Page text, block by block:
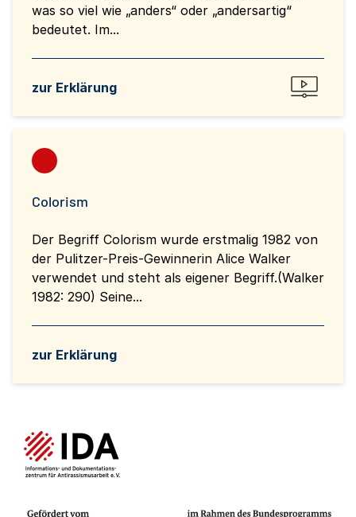
was so viel wie „anders“ oder „andersartig“
bedeutet. Im...
zur Erklärung
Colorism
Der Begriff Colorism wurde erstmalig 1982 von
der Pulitzer-Preis-Gewinnerin Alice Walker
verwendet und steht als eigener Begriff.(Walker
1982: 290) Seine...
zur Erklärung